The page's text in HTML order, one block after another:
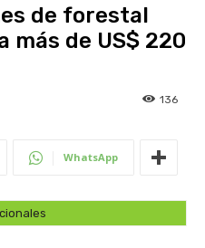
de forestal
más de US$ 220
136
WhatsApp